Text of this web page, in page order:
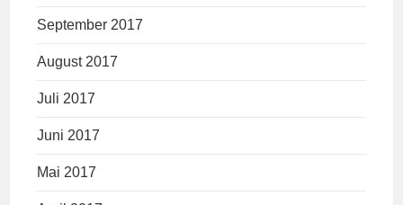
September 2017
August 2017
Juli 2017
Juni 2017
Mai 2017